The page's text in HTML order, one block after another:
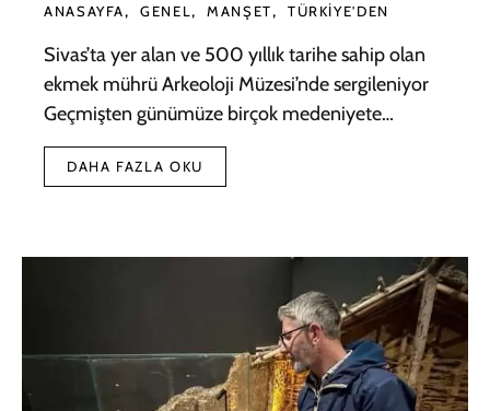
ANASAYFA GENEL MANŞET TÜRKIYE'DEN
Sivas’ta yer alan ve 500 yıllık tarihe sahip olan
ekmek mührü Arkeoloji Müzesi’nde sergileniyor
Geçmişten günümüze birçok medeniyete…
DAHA FAZLA OKU